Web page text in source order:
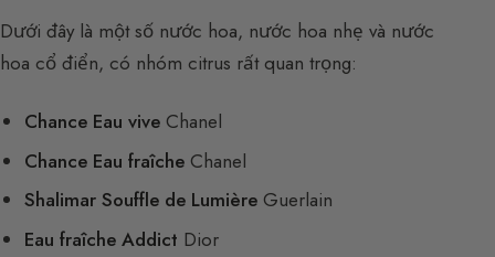
Dưới đây là một số nước hoa, nước hoa nhẹ và nước
hoa cổ điển, có nhóm citrus rất quan trọng:
Chance Eau vive Chanel
Chance Eau fraîche Chanel
Shalimar Souffle de Lumière Guerlain
Eau fraîche Addict Dior